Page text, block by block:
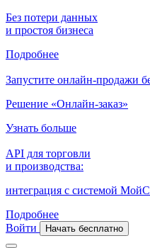
Без потери данных
и простоя бизнеса
Подробнее
Запустите онлайн-продажи
Решение «Онлайн-заказ»
Узнать больше
API для торговли
и производства:
интеграция с системой
Подробнее
Войти
Начать бесплатно